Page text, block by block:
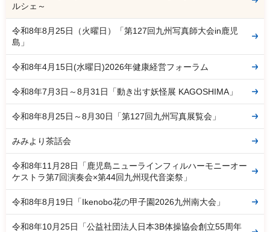
ルシェ～
令和8年8月25日（火曜日）「第127回九州写真師大会in鹿児
島」
令和8年4月15日(水曜日)2026年健康経営フォーラム
令和8年7月3日～8月31日「動き出す妖怪展 KAGOSHIMA」
令和8年8月25日～8月30日「第127回九州写真展覧会」
みみより茶話会
令和8年11月28日「鹿児島ニューラインフィルハーモニーオー
ケストラ第7回演奏会×第44回九州現代音楽祭」
令和8年8月19日「Ikenobo花の甲子園2026九州南大会」
令和8年10月25日「公益社団法人日本3B体操協会創立55周年